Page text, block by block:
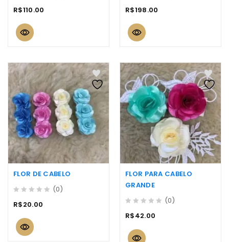
out
5
R$110.00
out
5
R$198.00
FLOR DE CABELO
out
5
(0)
R$20.00
FLOR PARA CABELO
GRANDE
out
5
(0)
R$42.00